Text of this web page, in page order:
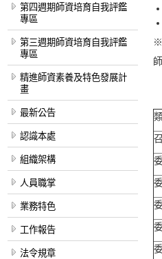
第四週期師資培育自我評鑑
專區
第三週期師資培育自我評鑑
專區
精進師資素養及特色發展計
畫
最新公告
認識本處
組織架構
人員職掌
業務特色
工作報告
法令規章
※